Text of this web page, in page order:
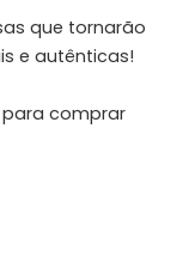
que tornarão
e autênticas!